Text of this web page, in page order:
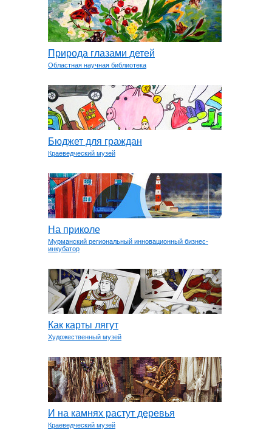
Природа глазами детей
Областная научная библиотека
Бюджет для граждан
Краеведческий музей
На приколе
Мурманский региональный инновационный бизнес-
инкубатор
Как карты лягут
Художественный музей
И на камнях растут деревья
Краеведческий музей